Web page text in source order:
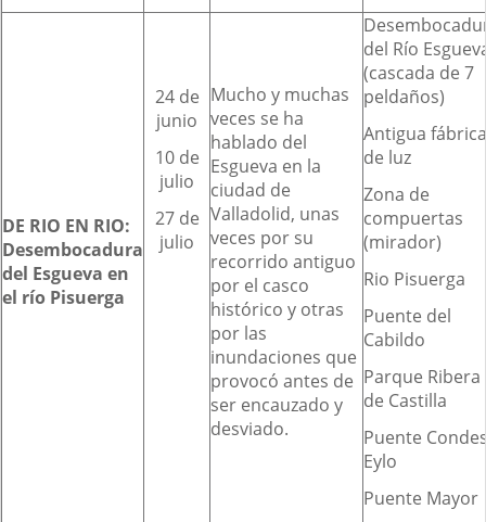
DE RIO EN RIO:
Desembocadura
del Esgueva en
el río Pisuerga
24 de
junio
10 de
julio
27 de
julio
Mucho y muchas
veces se ha
hablado del
Esgueva en la
ciudad de
Valladolid, unas
veces por su
recorrido antiguo
por el casco
histórico y otras
por las
inundaciones que
provocó antes de
ser encauzado y
desviado.
del Río
(cascada de 7
peldaños)
Antigua fábrica
de luz
Zona de
compuertas
(mirador)
Rio Pisuerga
Puente del
Cabildo
Parque Ribera
de Castilla
Puente
Eylo
Puente Mayor